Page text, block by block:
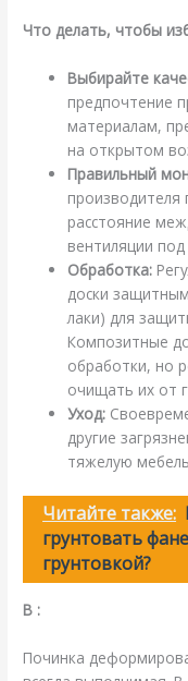
Что делать, чтобы
Выбирайте
предпочтение
материалам,
на открытом
Правильный
расстояние
вентиляции
Обработка:
доски
лаки) для
Композитные
обработки, но
очищать их от
Уход:
другие
тяжелую
Читайте также:
грунтовать
грунтовкой?
В :
Починка